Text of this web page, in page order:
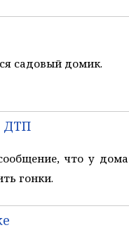
садовый домик.
ДТП
что у
гонки.